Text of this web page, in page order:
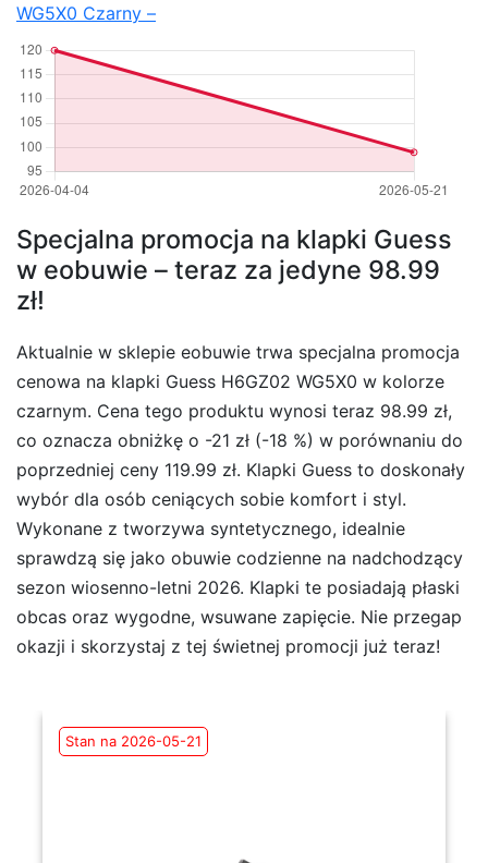
WG5X0 Czarny –
Specjalna promocja na klapki Guess
w eobuwie – teraz za jedyne 98.99
zł!
Aktualnie w sklepie eobuwie trwa specjalna promocja
cenowa na klapki Guess H6GZ02 WG5X0 w kolorze
czarnym. Cena tego produktu wynosi teraz 98.99 zł,
co oznacza obniżkę o -21 zł (-18 %) w porównaniu do
poprzedniej ceny 119.99 zł. Klapki Guess to doskonały
wybór dla osób ceniących sobie komfort i styl.
Wykonane z tworzywa syntetycznego, idealnie
sprawdzą się jako obuwie codzienne na nadchodzący
sezon wiosenno-letni 2026. Klapki te posiadają płaski
obcas oraz wygodne, wsuwane zapięcie. Nie przegap
okazji i skorzystaj z tej świetnej promocji już teraz!
Stan na 2026-05-21